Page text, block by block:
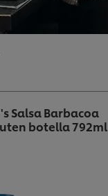
Salsa Barbacoa
botella 792ml